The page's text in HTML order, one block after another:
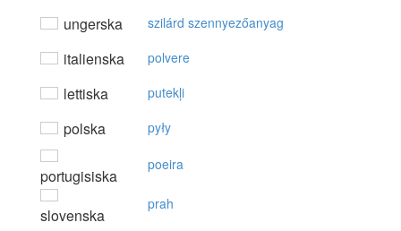
ungerska szilárd szennyezőanyag
italienska polvere
lettiska putekļi
polska pyły
portugisiska
poeira
slovenska
prah